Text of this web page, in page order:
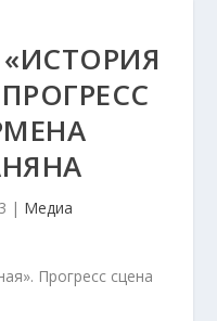
| Медиа